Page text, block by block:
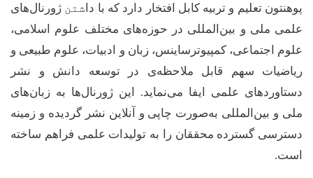
پوهنتون تعلیم و تربیه کابل افتخار دارد که با دا شتن ژورنال‌های
علمی ملی و بین‌المللی در حوزه‌های مختلف علوم اسلامی،
علوم اجتماعی، کمپیوترساینس، زبان و ادبیات، علوم طبیعی و
ریاضیات سهم قابل ملاحظه‌ی در توسعه دانش و نشر
دستاوردهای علمی ایفا می‌نماید. این ژورنال‌ها به زبان‌های
ملی و بین‌المللی به‌صورت چاپی و آنلاین نشر گردیده و زمینه
دسترسی گسترده محققان را به تولیدات علمی فراهم ساخته
است.